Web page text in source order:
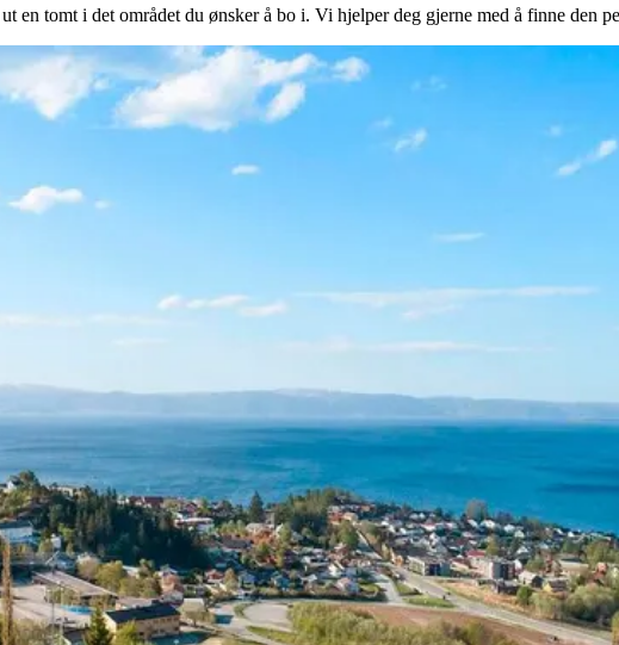
en tomt i det området du ønsker å bo i. Vi hjelper deg gjerne med å finne den